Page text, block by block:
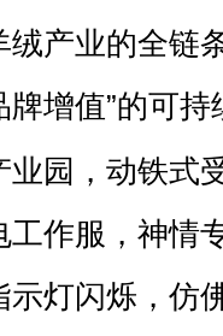
产业的全链
增值”的可
业园，动铁式
作服，神情
灯闪烁，仿